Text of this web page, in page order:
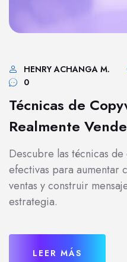
HENRY ACHANGA M.
0
Técnicas de
Realmente
Descubre las técnicas
efectivas para aumentar
ventas y construir
estrategia.
LEER MÁS